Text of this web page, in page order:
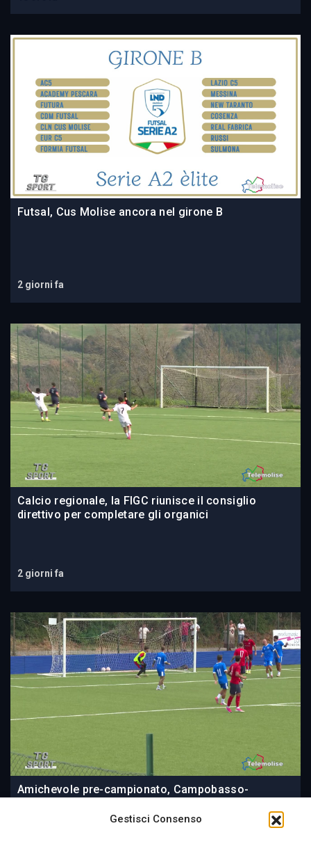
Gestisci Consenso
Futsal, Cus Molise ancora nel girone B
2 giorni fa
Calcio regionale, la FIGC riunisce il consiglio
direttivo per completare gli organici
2 giorni fa
Amichevole pre-campionato, Campobasso-